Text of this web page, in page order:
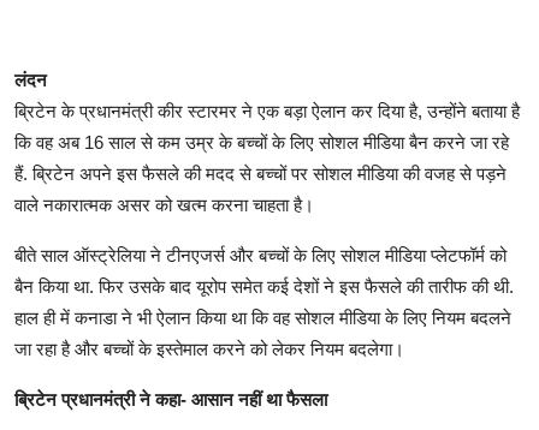
लंदन
ब्रिटेन के प्रधानमंत्री कीर स्टारमर ने एक बड़ा ऐलान कर दिया है, उन्होंने बताया है
कि वह अब 16 साल से कम उम्र के बच्चों के लिए सोशल मीडिया बैन करने जा रहे
हैं. ब्रिटेन अपने इस फैसले की मदद से बच्चों पर सोशल मीडिया की वजह से पड़ने
वाले नकारात्मक असर को खत्म करना चाहता है।
बीते साल ऑस्ट्रेलिया ने टीनएजर्स और बच्चों के लिए सोशल मीडिया प्लेटफॉर्म को
बैन किया था. फिर उसके बाद यूरोप समेत कई देशों ने इस फैसले की तारीफ की थी.
हाल ही में कनाडा ने भी ऐलान किया था कि वह सोशल मीडिया के लिए नियम बदलने
जा रहा है और बच्चों के इस्तेमाल करने को लेकर नियम बदलेगा।
ब्रिटेन प्रधानमंत्री ने कहा- आसान नहीं था फैसला